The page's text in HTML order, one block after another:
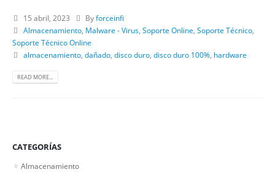
15 abril, 2023 Byforceinfi
Almacenamiento, Malware - Virus, Soporte Online Soporte Técnico,
Soporte Técnico Online
almacenamiento, dañado, disco duro, disco duro 100%, hardware
READ MORE...
CATEGORÍAS
Almacenamiento